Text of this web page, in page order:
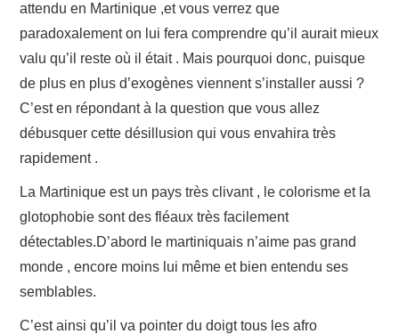
attendu en Martinique ,et vous verrez que
paradoxalement on lui fera comprendre qu’il aurait mieux
valu qu’il reste où il était . Mais pourquoi donc, puisque
de plus en plus d’exogènes viennent s’installer aussi ?
C’est en répondant à la question que vous allez
débusquer cette désillusion qui vous envahira très
rapidement .
La Martinique est un pays très clivant , le colorisme et la
glotophobie sont des fléaux très facilement
détectables.D’abord le martiniquais n’aime pas grand
monde , encore moins lui même et bien entendu ses
semblables.
C’est ainsi qu’il va pointer du doigt tous les afro